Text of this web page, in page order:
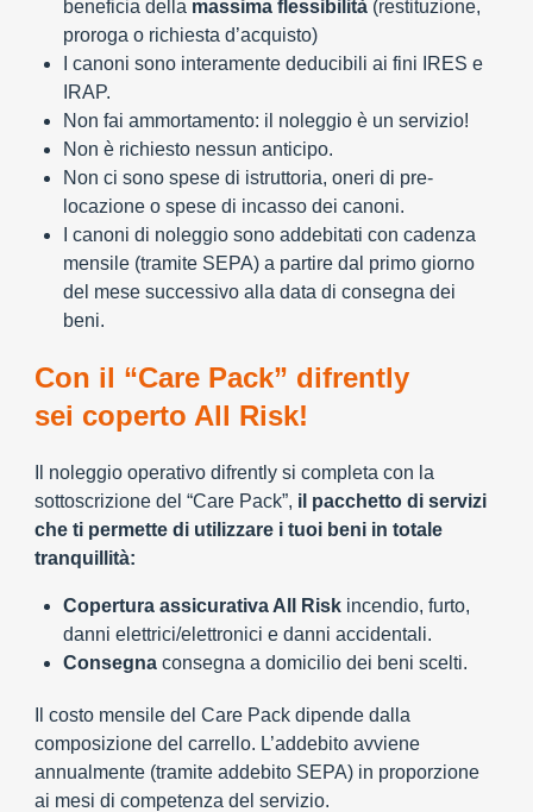
beneficia della massima flessibilità (restituzione,
proroga o richiesta d’acquisto)
I canoni sono interamente deducibili ai fini IRES e
IRAP.
Non fai ammortamento: il noleggio è un servizio!
Non è richiesto nessun anticipo.
Non ci sono spese di istruttoria, oneri di pre-
locazione o spese di incasso dei canoni.
I canoni di noleggio sono addebitati con cadenza
mensile (tramite SEPA) a partire dal primo giorno
del mese successivo alla data di consegna dei
beni.
Con il “Care Pack” difrently
sei coperto All Risk!
Il noleggio operativo difrently si completa con la
sottoscrizione del “Care Pack”, il pacchetto di servizi
che ti permette di utilizzare i tuoi beni in totale
tranquillità:
Copertura assicurativa All Risk incendio, furto,
danni elettrici/elettronici e danni accidentali.
Consegna consegna a domicilio dei beni scelti.
Il costo mensile del Care Pack dipende dalla
composizione del carrello. L’addebito avviene
annualmente (tramite addebito SEPA) in proporzione
ai mesi di competenza del servizio.